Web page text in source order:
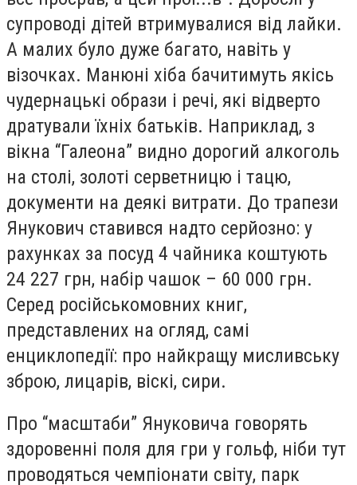
супроводі дітей втримувалися від лайки.
А малих було дуже багато, навіть у
візочках. Манюні хіба бачитимуть якісь
чудернацькі образи і речі, які відверто
дратували їхніх батьків. Наприклад, з
вікна “Галеона” видно дорогий алкоголь
на столі, золоті серветницю і тацю,
документи на деякі витрати. До трапези
Янукович ставився надто серйозно: у
рахунках за посуд 4 чайника коштують
24 227 грн, набір чашок – 60 000 грн.
Серед російськомовних книг,
представлених на огляд, самі
енциклопедії: про найкращу мисливську
зброю, лицарів, віскі, сири.
Про “масштаби” Януковича говорять
здоровенні поля для гри у гольф, ніби тут
проводяться чемпіонати світу, парк